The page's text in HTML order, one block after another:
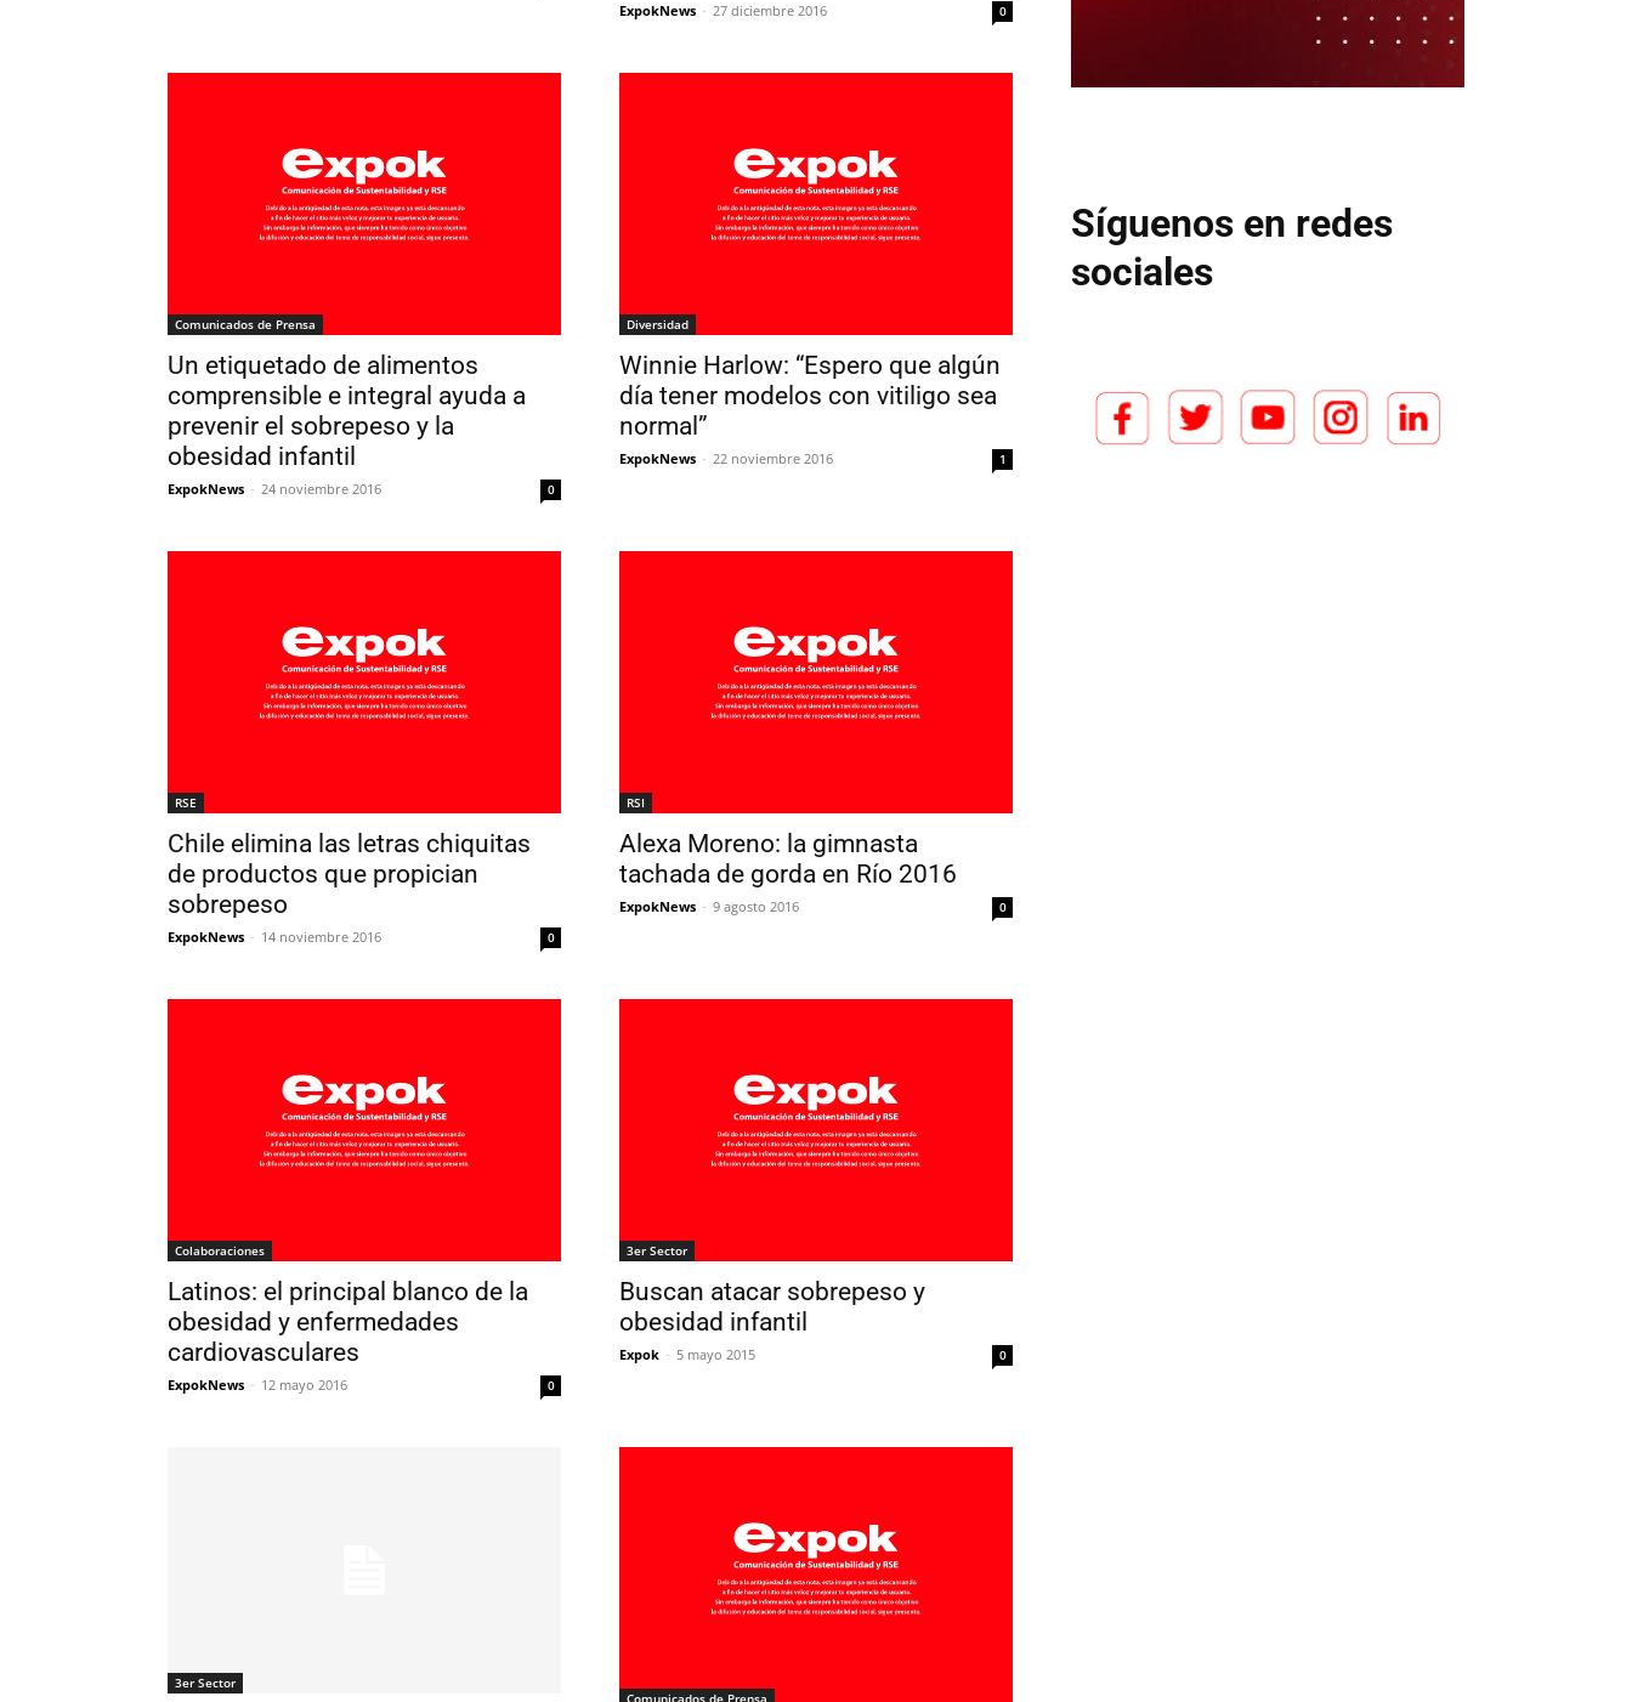
ExpokNews - 27 diciembre 2016 0
Comunicados de Prensa
Un etiquetado de alimentos
comprensible e integral ayuda a
prevenir el sobrepeso y la
obesidad infantil
ExpokNews - 24 noviembre 2016 0
Diversidad
Winnie Harlow: “Espero que algún
día tener modelos con vitiligo sea
normal”
ExpokNews - 22 noviembre 2016 1
RSE
Chile elimina las letras chiquitas
de productos que propician
sobrepeso
ExpokNews - 14 noviembre 2016 0
RSI
Alexa Moreno: la gimnasta
tachada de gorda en Río 2016
ExpokNews - 9 agosto 2016 0
Colaboraciones
Latinos: el principal blanco de la
obesidad y enfermedades
cardiovasculares
ExpokNews - 12 mayo 2016 0
3er Sector
Buscan atacar sobrepeso y
obesidad infantil
Expok - 5 mayo 2015 0
3er Sector
Síguenos en redes
sociales